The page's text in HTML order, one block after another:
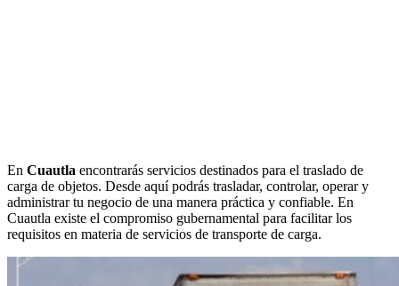
En Cuautla encontrarás servicios destinados para el traslado de
carga de objetos. Desde aquí podrás trasladar, controlar, operar y
administrar tu negocio de una manera práctica y confiable. En
Cuautla existe el compromiso gubernamental para facilitar los
requisitos en materia de servicios de transporte de carga.